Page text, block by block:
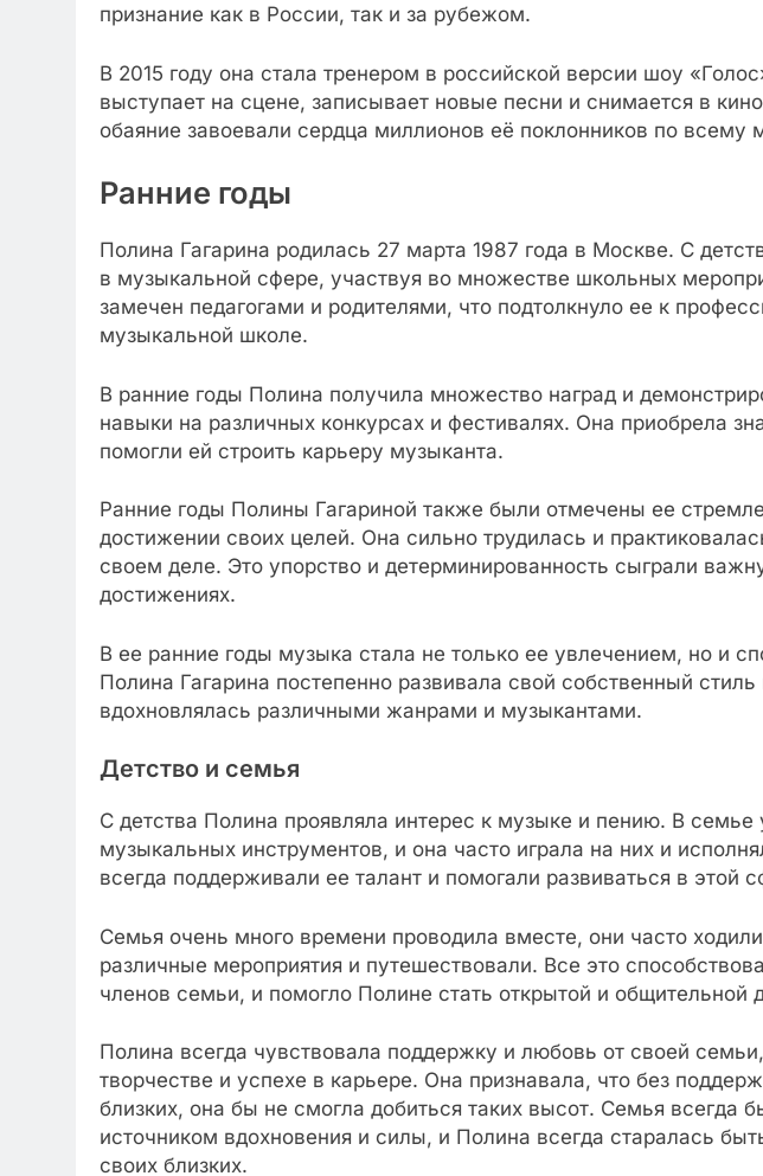
признание как в России, так и за рубежом.
В 2015 году она стала тренером в российской версии шоу
выступает на сцене, записывает новые песни и снимается в
обаяние завоевали сердца миллионов её поклонников по всему
Ранние годы
Полина Гагарина родилась 27 марта 1987 года в Москве. С
в музыкальной сфере, участвуя во множестве школьных
замечен педагогами и родителями, что подтолкнуло ее к
музыкальной школе.
В ранние годы Полина получила множество наград и
навыки на различных конкурсах и фестивалях. Она приобрела
помогли ей строить карьеру музыканта.
Ранние годы Полины Гагариной также были отмечены ее
достижении своих целей. Она сильно трудилась и
своем деле. Это упорство и детерминированность сыграли
достижениях.
В ее ранние годы музыка стала не только ее увлечением, но и
Полина Гагарина постепенно развивала свой собственный
вдохновлялась различными жанрами и музыкантами.
Детство и семья
С детства Полина проявляла интерес к музыке и пению. В семье
музыкальных инструментов, и она часто играла на них и
всегда поддерживали ее талант и помогали развиваться в этой
Семья очень много времени проводила вместе, они часто
различные мероприятия и путешествовали. Все это
членов семьи, и помогло Полине стать открытой и общительной
Полина всегда чувствовала поддержку и любовь от своей
творчестве и успехе в карьере. Она признавала, что без
близких, она бы не смогла добиться таких высот. Семья всегда
источником вдохновения и силы, и Полина всегда старалась
своих близких.